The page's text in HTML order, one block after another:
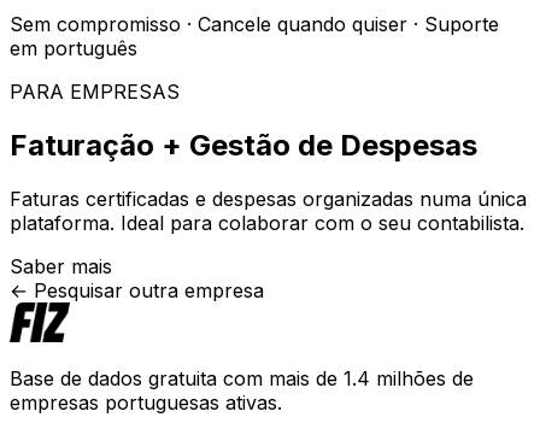
Sem compromisso · Cancele quando quiser · Suporte
em português
PARA EMPRESAS
Faturação + Gestão de Despesas
Faturas certificadas e despesas organizadas numa única
plataforma. Ideal para colaborar com o seu contabilista.
Saber mais
← Pesquisar outra empresa
Base de dados gratuita com mais de 1.4 milhões de
empresas portuguesas ativas.